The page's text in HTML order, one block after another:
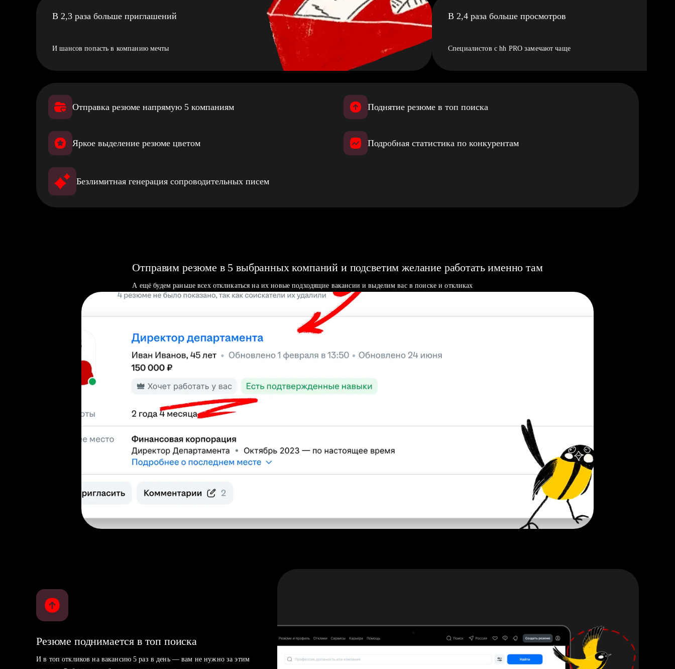
В 2,3 раза больше приглашений
И шансов попасть в компанию мечты
В 2,4 раза больше просмотров
Специалистов с hh PRO замечают чаще
Отправка резюме напрямую 5 компаниям Поднятие резюме в топ поиска
Яркое выделение резюме цветом Подробная статистика по конкурентам
Безлимитная генерация сопроводительных писем
Отправим резюме в 5 выбранных компаний и подсветим желание работать именно там
А ещё будем раньше всех откликаться на их новые подходящие вакансии и выделим вас в поиске и откликах
Резюме поднимается в топ поиска
И в топ откликов на вакансию 5 раз в день — вам не нужно за этим